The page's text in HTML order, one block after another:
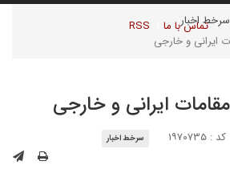
تماس با ما RSS
سرخط اخبار
کد : ۱۹۷۰۷۳۵ سرخط اخبار